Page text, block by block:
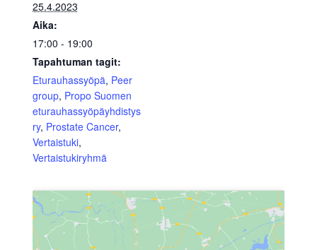
25.4.2023
Aika:
17:00 - 19:00
Tapahtuman tagit:
Eturauhassyöpä, Peer
group, Propo Suomen
eturauhassyöpäyhdistys
ry, Prostate Cancer,
Vertaistuki,
Vertaistukiryhmä